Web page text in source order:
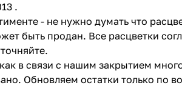
.
- не нужно думать что
быть продан. Все расцветки
в связи с нашим закрытием
Обновляем остатки только по